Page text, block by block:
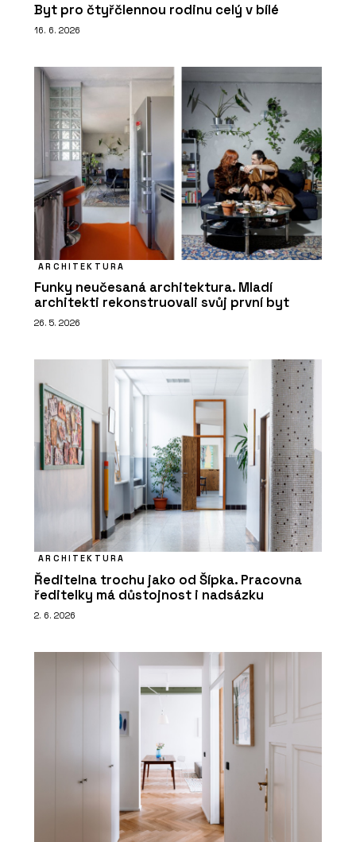
Byt pro čtyřčlennou rodinu celý v bílé
16. 6. 2026
ARCHITEKTURA
Funky neučesaná architektura. Mladí
architekti rekonstruovali svůj první byt
26. 5. 2026
ARCHITEKTURA
Ředitelna trochu jako od Šípka. Pracovna
ředitelky má důstojnost i nadsázku
2. 6. 2026